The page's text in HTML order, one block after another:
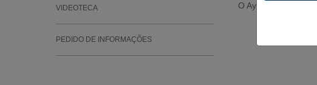
VIDEOTECA
PEDIDO DE INFORMAÇÕES
O Ayuntamiento de